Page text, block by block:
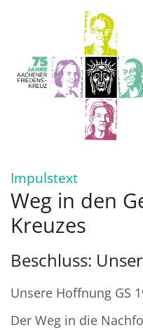
Zum Inhalt springen
Impulstext:
Weg in den
Kreuzes
Beschluss:
Unsere Hoffnung GS
Der Weg in die